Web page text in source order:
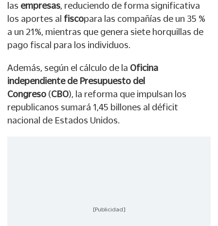
las empresas, reduciendo de forma significativa
los aportes al fiscopara las compañías de un 35 %
a un 21%, mientras que genera siete horquillas de
pago fiscal para los individuos.
Además, según el cálculo de la Oficina
independiente de Presupuesto del
Congreso (CBO), la reforma que impulsan los
republicanos sumará 1,45 billones al déficit
nacional de Estados Unidos.
[Publicidad]